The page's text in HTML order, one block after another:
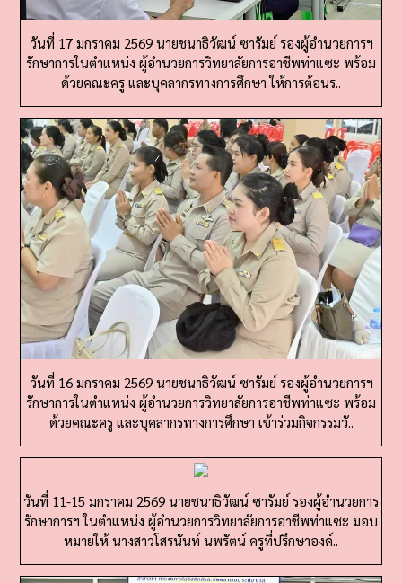
วันที่ 17 มกราคม 2569 นายชนาธิวัฒน์ ซารัมย์ รองผู้อำนวยการฯ
รักษาการในตำแหน่ง ผู้อำนวยการวิทยาลัยการอาชีพท่าแซะ พร้อม
ด้วยคณะครู และบุคลากรทางการศึกษา ให้การต้อนร..
วันที่ 16 มกราคม 2569 นายชนาธิวัฒน์ ซารัมย์ รองผู้อำนวยการฯ
รักษาการในตำแหน่ง ผู้อำนวยการวิทยาลัยการอาชีพท่าแซะ พร้อม
ด้วยคณะครู และบุคลากรทางการศึกษา เข้าร่วมกิจกรรมวั..
วันที่ 11-15 มกราคม 2569 นายชนาธิวัฒน์ ซารัมย์ รองผู้อำนวยการ
รักษาการฯ ในตำแหน่ง ผู้อำนวยการวิทยาลัยการอาชีพท่าแซะ มอบ
หมายให้ นางสาวโสรนันท์ นพรัตน์ ครูที่ปรึกษาองค์..